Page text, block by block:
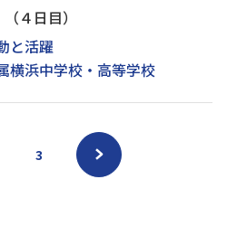
４日目）
と活躍
横浜中学校・高等学校
3